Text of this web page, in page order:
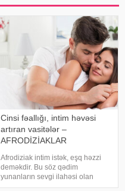
Cinsi fəallığı, intim həvəsi
artıran vasitələr –
AFRODİZİAKLAR
BİLMƏDİKLƏRİMİZ
Afrodiziak intim istək, eşq həzzi
deməkdir. Bu söz qədim
yunanların sevgi ilahəsi olan
Afrodita adından götürülüb. Bəs,